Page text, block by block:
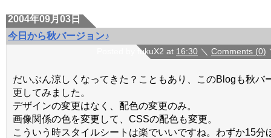
2004年09月03日
今日から秋バージョン♪
Posted by fukuX2 at 16:30 ＼ Comments (0)
だいぶん涼しくなってきた？こともあり、このBlogも秋バ
更してみました。
デザインの変更はなく、配色の変更のみ。
画像関係の色を変更して、CSSの配色も変更。
こういう時スタイルシートは楽でいいですね。わずか15分